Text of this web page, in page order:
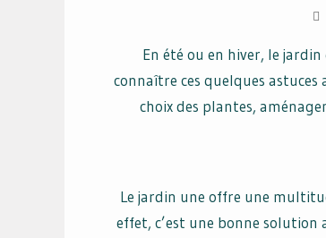
En été ou en hiver, le
connaître ces quelques
choix des plantes,
Le jardin une offre une
effet, c’est une bonne